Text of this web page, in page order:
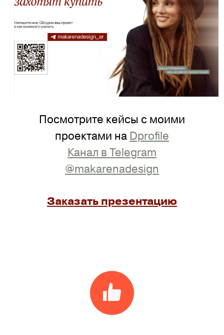
Посмотрите кейсы с моими
проектами на Dprofile
Канал в Telegram
@makarenadesign
Заказать презентацию